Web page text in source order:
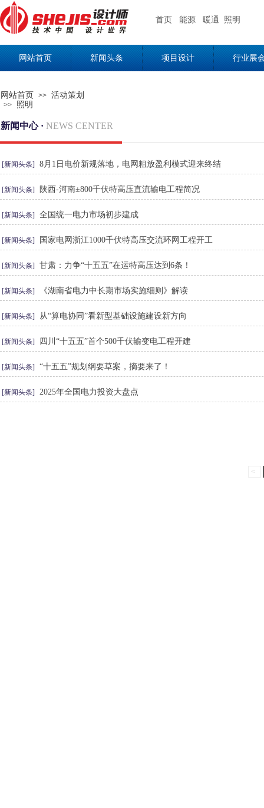
首页 能源 暖通 照明
网站首页 新闻头条 项目设计 行业展
网站首页 >> 活动策划
>> 照明
新闻中心 · NEWS CENTER
[新闻头条] 8月1日电价新规落地，电网粗放盈利模式迎来终结
[新闻头条] 陕西-河南±800千伏特高压直流输电工程简况
[新闻头条] 全国统一电力市场初步建成
[新闻头条] 国家电网浙江1000千伏特高压交流环网工程开工
[新闻头条] 甘肃：力争“十五五”在运特高压达到6条！
[新闻头条] 《湖南省电力中长期市场实施细则》解读
[新闻头条] 从“算电协同”看新型基础设施建设新方向
[新闻头条] 四川“十五五”首个500千伏输变电工程开建
[新闻头条] “十五五”规划纲要草案，摘要来了！
[新闻头条] 2025年全国电力投资大盘点
<